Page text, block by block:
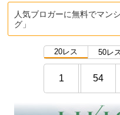
人気ブロガーに無料でマン
グ」
20レス 50レ
1 54